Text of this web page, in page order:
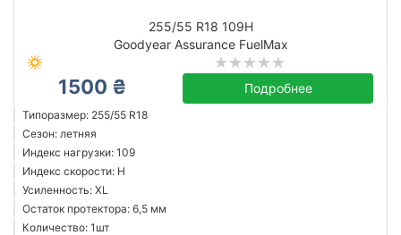
255/55 R18 109H
Goodyear Assurance FuelMax
1500 ₴ Подробнее
Типоразмер: 255/55 R18
Сезон: летняя
Индекс нагрузки: 109
Индекс скорости: H
Усиленность: XL
Остаток протектора: 6,5 мм
Количество: 1шт